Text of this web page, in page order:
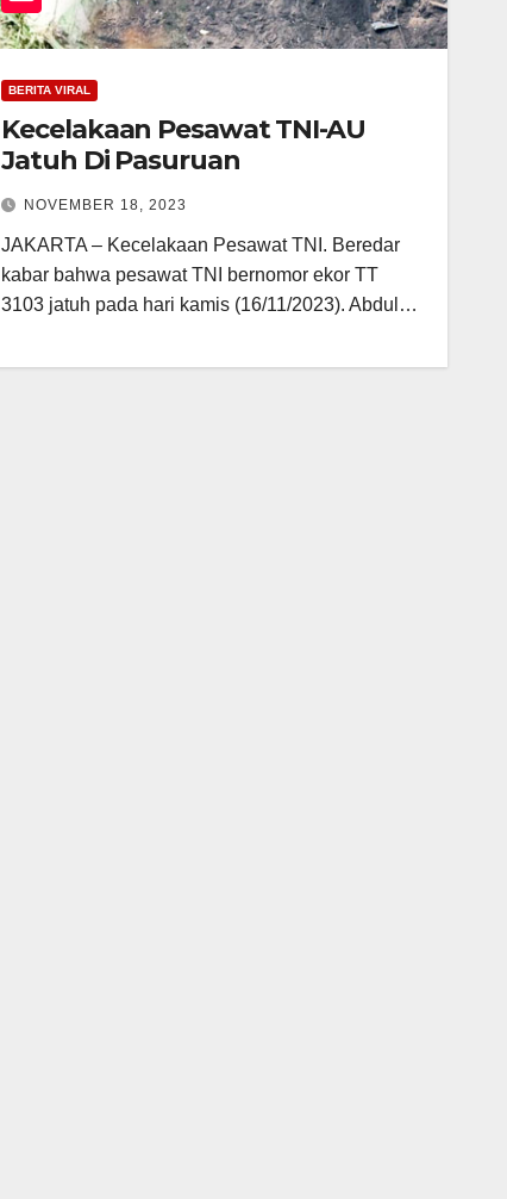
BERITA VIRAL
Kecelakaan Pesawat TNI-AU
Jatuh Di Pasuruan
NOVEMBER 18, 2023
JAKARTA – Kecelakaan Pesawat TNI. Beredar
kabar bahwa pesawat TNI bernomor ekor TT
3103 jatuh pada hari kamis (16/11/2023). Abdul…